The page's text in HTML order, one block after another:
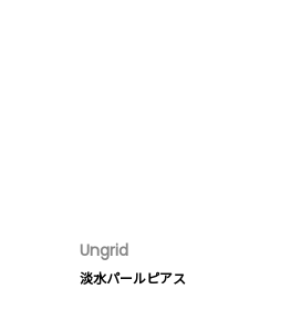
Ungrid
淡水パールピアス